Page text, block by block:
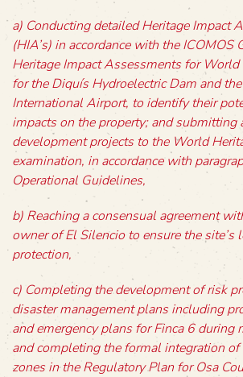
a) Conducting detailed Heritage Impact
(HIA’s) in accordance with the ICOMOS
Heritage Impact Assessments for
for the Diquís Hydroelectric Dam and
International Airport, to identify their
impacts on the property; and
development projects to the World
examination, in accordance with
Operational Guidelines,
b) Reaching a consensual agreement
owner of El Silencio to ensure the site’s
protection,
c) Completing the development of risk
disaster management plans including
and emergency plans for Finca 6 during
and completing the formal integration of
zones in the Regulatory Plan for Osa